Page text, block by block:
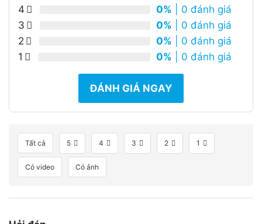
4
0% | 0 đánh giá
3
0% | 0 đánh giá
2
0% | 0 đánh giá
1
0% | 0 đánh giá
ĐÁNH GIÁ NGAY
Tất cả 5 4 3 2 1
Có video Có ảnh